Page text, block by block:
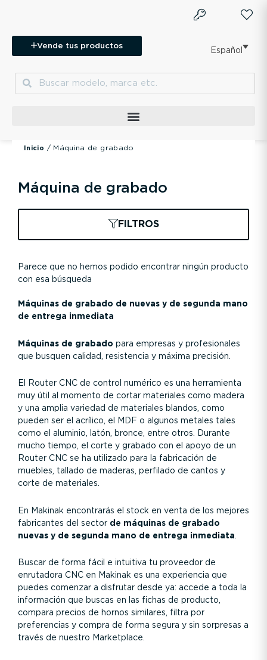
Vende tus productos
Español
BuscarBuscar
Inicio / Máquina de grabado
Máquina de grabado
FILTROS
Parece que no hemos podido encontrar ningún producto
con esa búsqueda
Máquinas de grabado de nuevas y de segunda mano
de entrega inmediata
Máquinas de grabado para empresas y profesionales
que busquen calidad, resistencia y máxima precisión.
El Router CNC de control numérico es una herramienta
muy útil al momento de cortar materiales como madera
y una amplia variedad de materiales blandos, como
pueden ser el acrílico, el MDF o algunos metales tales
como el aluminio, latón, bronce, entre otros. Durante
mucho tiempo, el corte y grabado con el apoyo de un
Router CNC se ha utilizado para la fabricación de
muebles, tallado de maderas, perfilado de cantos y
corte de materiales.
En Makinak encontrarás el stock en venta de los mejores
fabricantes del sector de máquinas de grabado
nuevas y de segunda mano de entrega inmediata
Buscar de forma fácil e intuitiva tu proveedor de
enrutadora CNC en Makinak es una experiencia que
puedes comenzar a disfrutar desde ya: accede a toda la
información que buscas en las fichas de producto,
compara precios de hornos similares, filtra por
preferencias y compra de forma segura y sin sorpresas a
través de nuestro Marketplace.